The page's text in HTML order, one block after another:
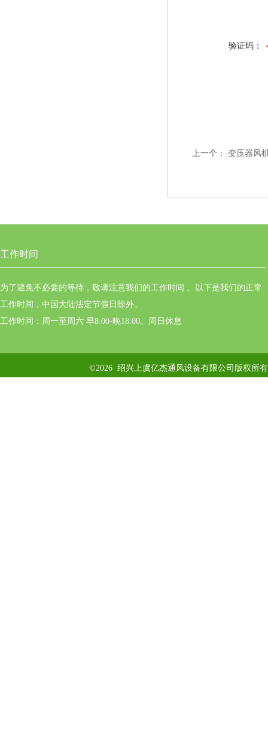
验证码：
上一个： 变压器风
工作时间
为了避免不必要的等待，敬请注意我们的工作时间 。以下是我们的正常
工作时间，中国大陆法定节假日除外。
工作时间：周一至周六 早8:00-晚18:00。周日休息
©2026 绍兴上虞亿杰通风设备有限公司版权所有